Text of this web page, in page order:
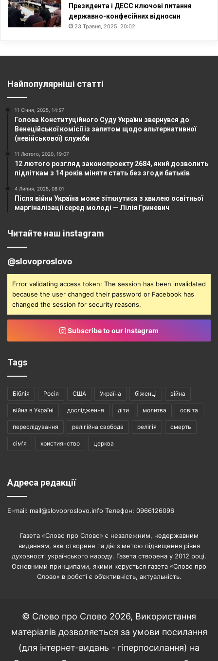
Президента і ДЕСС ключові питання
державно-конфесійних відносин
23 Травня, 2025, 20:02
Найпопулярніші статті
11 Січня, 2025, 14:57
Голова Конституційного Суду України звернувся до
Венеційської комісії із запитом щодо альтернативної
(невійськової) служби
11 Лютого, 2020, 19:07
12 лютого розгляд законопроекту 2684, який дозволить
підліткам з 14 років міняти стать без згоди батьків
4 Липня, 2025, 08:01
Після війни Україна може зіткнутися з хвилею освітньої
маргіналізації серед молоді — Лілія Гриневич
Читайте наш instagram
@slovoproslovo
Error validating access token: The session has been invalidated
because the user changed their password or Facebook has
changed the session for security reasons.
Subscribe to our instagram
Tags
Біблія Росія США Україна біженці війна
війна в Україні дослідження діти молитва освіта
переслідування релігійна свобода релігія смерть
сім'я християнство церква
Адреса редакції
E-mail: mail@slovoproslovo.info Телефон: 0966126096
Газета «Слово про Слово» є незалежним, недержавним
виданням, яке створене та діє з метою підвищення рівня
духовності українського народу. Газета створена у 2012 році.
Основними принципами, якими керується газета «Слово про
Слово» в роботі є об’єктивність, актуальність.
© Слово про Слово 2026, Використання
матеріалів дозволяється за умови посилання
(для інтернет-видань - гіперпосилання) на